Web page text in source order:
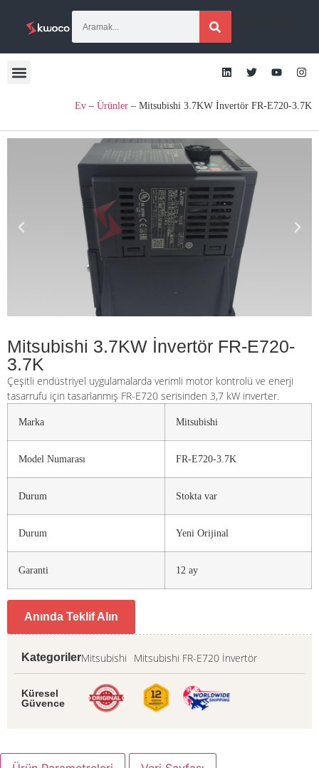
Ev – Ürünler – Mitsubishi 3.7KW İnvertör FR-E720-3.7K
Mitsubishi 3.7KW İnvertör FR-E720-
3.7K
Çeşitli endüstriyel uygulamalarda verimli motor kontrolü ve enerji
tasarrufu için tasarlanmış FR-E720 serisinden 3,7 kW inverter.
Marka Mitsubishi
Model Numarası FR-E720-3.7K
Durum Stokta var
Durum Yeni Orijinal
Garanti 12 ay
Anında Teklif Alın
KategorilerMitsubishi Mitsubishi FR-E720 İnvertör
Küresel
Güvence